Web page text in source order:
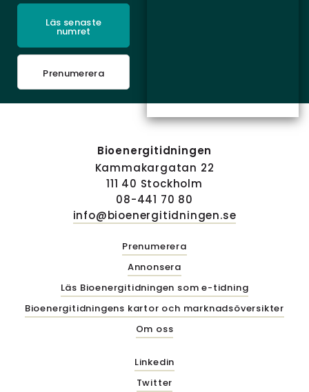
Läs senaste
numret
Prenumerera
Bioenergitidningen
Kammakargatan 22
111 40 Stockholm
08-441 70 80
info@bioenergitidningen.se
Prenumerera
Annonsera
Läs Bioenergitidningen som e-tidning
Bioenergitidningens kartor och marknadsöversikter
Om oss
Linkedin
Twitter